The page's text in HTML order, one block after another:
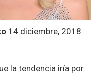
14 diciembre, 2018
la tendencia iría por